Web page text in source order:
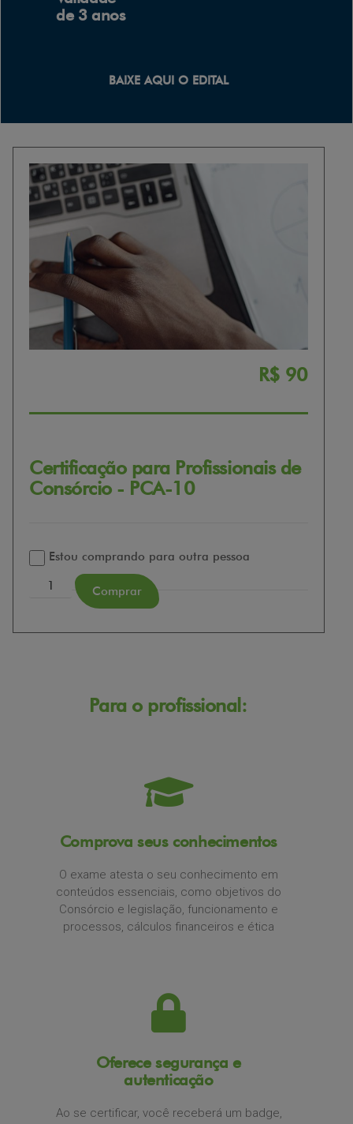
de 3 anos
BAIXE AQUI O EDITAL
R$ 90
Certificação para Profissionais de
Consórcio - PCA-10​
Estou comprando para outra pessoa
Comprar
Para o profissional:
Comprova seus conhecimentos
O exame atesta o seu conhecimento em
conteúdos essenciais, como objetivos do
Consórcio e legislação, funcionamento e
processos, cálculos financeiros e ética
Oferece segurança e
autenticação
Ao se certificar, você receberá um badge,